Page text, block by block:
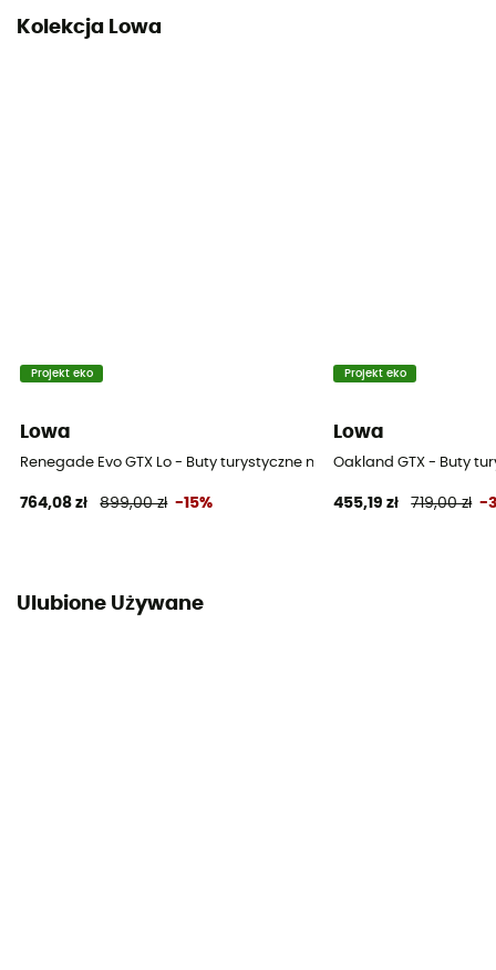
Kolekcja Lowa
Projekt eko
Lowa
Renegade Evo GTX Lo - Buty turystyczne meskie
764,08 zł 899,00 zł -15%
Projekt eko
Lowa
Oakland GTX - Buty
455,19 zł 719,00 zł -
Ulubione Używane